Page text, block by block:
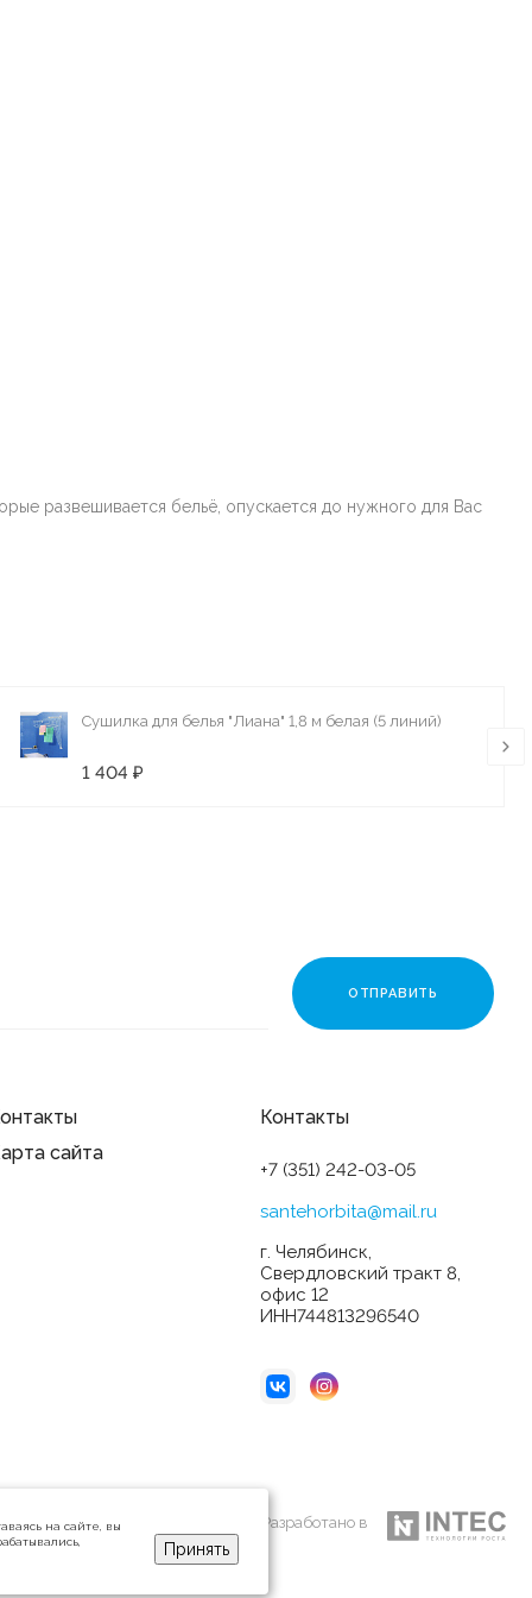
развешивается бельё, опускается до нужного для Вас
Сушилка для белья "Лиана" 1,8 м белая (5 линий)
1 404 ₽
сайта
Контакты
+7 (351) 242-03-05
santehorbita@mail.ru
г. Челябинск,
Свердловский тракт 8,
офис 12
ИНН744813296540
Разработано в
на сайте, вы
Принять